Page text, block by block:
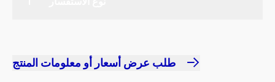
طلب عرض أسعار أو معلومات المنتج